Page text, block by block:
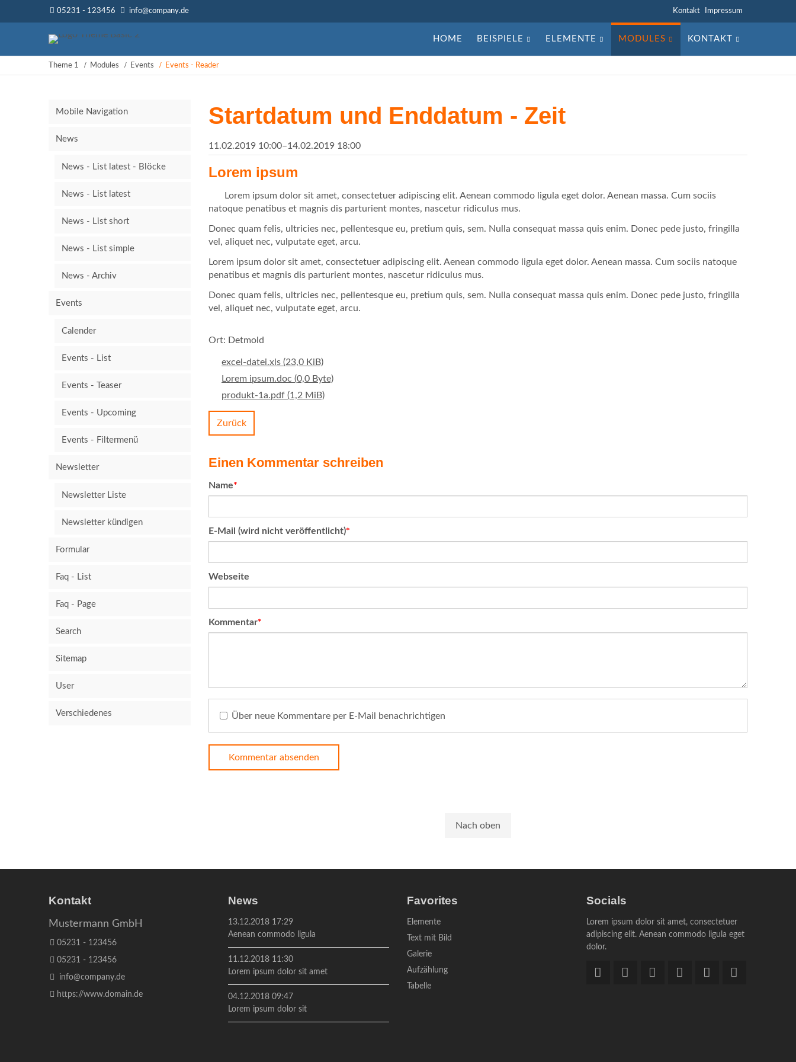
05231 - 123456 info@company.de
Navigation
überspringen
Kontakt Impressum
überspringen
HOME BEISPIELE ELEMENTE MODULES KONTAKT
Theme 1 Modules Events Events - Reader
Startdatum und Enddatum - Zeit
11.02.2019 10:00–14.02.2019 18:00
Lorem ipsum
Lorem ipsum dolor sit amet, consectetuer adipiscing elit. Aenean commodo ligula eget dolor. Aenean massa. Cum sociis
natoque penatibus et magnis dis parturient montes, nascetur ridiculus mus.
Donec quam felis, ultricies nec, pellentesque eu, pretium quis, sem. Nulla consequat massa quis enim. Donec pede justo, fringilla
vel, aliquet nec, vulputate eget, arcu.
Lorem ipsum dolor sit amet, consectetuer adipiscing elit. Aenean commodo ligula eget dolor. Aenean massa. Cum sociis natoque
penatibus et magnis dis parturient montes, nascetur ridiculus mus.
Donec quam felis, ultricies nec, pellentesque eu, pretium quis, sem. Nulla consequat massa quis enim. Donec pede justo, fringilla
vel, aliquet nec, vulputate eget, arcu.
Ort: Detmold
excel-datei.xls (23,0 KiB)
Lorem ipsum.doc (0,0 Byte)
produkt-1a.pdf (1,2 MiB)
Zurück
Einen Kommentar schreiben
Pflichtfeld
Name*
Pflichtfeld
E-Mail (wird nicht veröffentlicht)*
Webseite
Pflichtfeld
Kommentar*
Über neue Kommentare per E-Mail benachrichtigen
Kommentar absenden
Nach oben
Mobile Navigation
News
News - List latest - Blöcke
News - List latest
News - List short
News - List simple
News - Archiv
Events
Calender
Events - List
Events - Teaser
Events - Upcoming
Events - Filtermenü
Newsletter
Newsletter Liste
Newsletter kündigen
Formular
Faq - List
Faq - Page
Search
Sitemap
User
Verschiedenes
Kontakt
Mustermann GmbH
05231 - 123456
05231 - 123456
info@company.de
https://www.domain.de
News
13.12.2018 17:29
Aenean commodo ligula
11.12.2018 11:30
Lorem ipsum dolor sit amet
04.12.2018 09:47
Lorem ipsum dolor sit
Favorites
Navigation
überspringen
Elemente
Text mit Bild
Galerie
Aufzählung
Tabelle
Socials
Lorem ipsum dolor sit amet, consectetuer
adipiscing elit. Aenean commodo ligula eget
dolor.